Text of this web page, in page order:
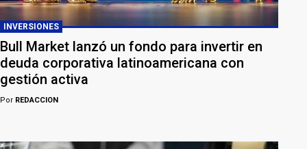
INVERSIONES
Bull Market lanzó un fondo para invertir en
deuda corporativa latinoamericana con
gestión activa
Por REDACCION